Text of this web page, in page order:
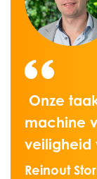
Onze
machine
veiligheid
Reinout